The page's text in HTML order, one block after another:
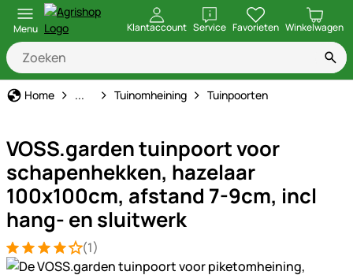
Menu Klantaccount ServiceopenenFavorieten Winkelwagen
Home Stal & Erf
... Tuinomheining Tuinpoorten
VOSS.garden tuinpoort voor
schapenhekken, hazelaar
100x100cm, afstand 7-9cm, incl
hang- en sluitwerk
Beoordeling: 4 van 5 (1 beoordelingen)
1 Bewertung(1)
Productgalerij